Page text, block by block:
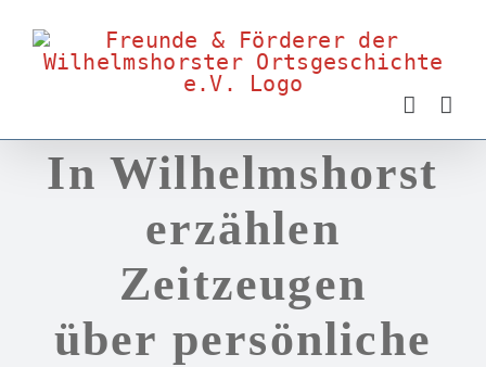
Inhalt
In Wilhelmshorst
erzählen
Zeitzeugen
über persönliche